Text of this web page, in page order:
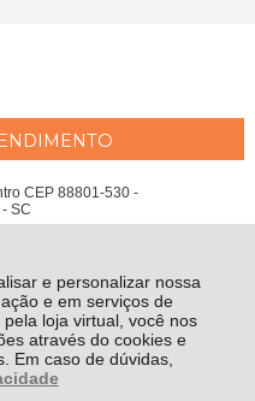
e personalizar nossa
e em serviços de
loja virtual, você nos
através do cookies e
Em caso de dúvidas,
CEP 88801-530 -
SC
Fátima Criança -